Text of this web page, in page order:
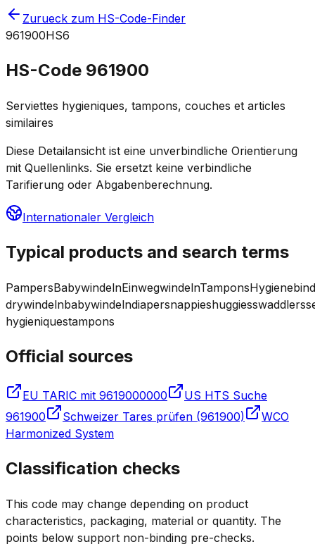
Zurueck zum HS-Code-Finder
961900HS6
HS-Code 961900
Serviettes hygieniques, tampons, couches et articles
similaires
Diese Detailansicht ist eine unverbindliche Orientierung
mit Quellenlinks. Sie ersetzt keine verbindliche
Tarifierung oder Abgabenberechnung.
Internationaler Vergleich
Typical products and search terms
PampersBabywindelnEinwegwindelnTampons
drywindelnbabywindelndiapersnappieshuggiesswaddlers
hygieniquestampons
Official sources
EU TARIC mit 9619000000
US HTS Suche
961900
Schweizer Tares prüfen (961900)
WCO
Harmonized System
Classification checks
This code may change depending on product
characteristics, packaging, material or quantity. The
points below support non-binding pre-checks.